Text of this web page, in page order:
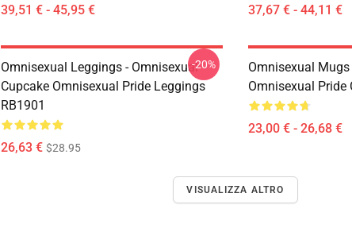
39,51 € - 45,95 € 37,67 € - 44,11 €
Omnisexual Leggings - Omnisexual
Cupcake Omnisexual Pride Leggings
RB1901
26,63 € $28.95
-20%
Omnisexual
Omnisexual Pride
23,00 € - 26,68 €
VISUALIZZA ALTRO